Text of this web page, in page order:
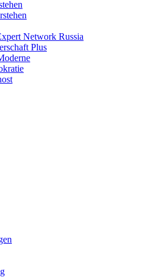
Network Russia
Plus